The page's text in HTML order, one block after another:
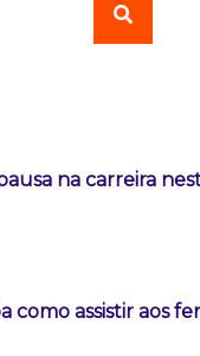
na carreira
como assistir aos